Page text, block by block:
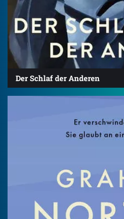
Der Schlaf der Anderen